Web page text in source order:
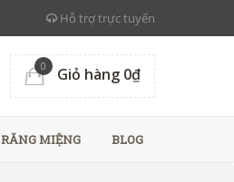
Hỗ trợ trực tuyến
0 Giỏ hàng 0₫
RĂNG MIỆNG BLOG